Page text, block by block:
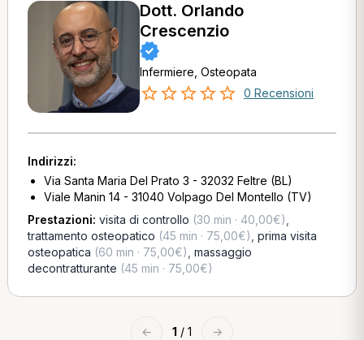
Dott. Orlando
Crescenzio
Infermiere, Osteopata
0 Recensioni
Indirizzi:
Via Santa Maria Del Prato 3 - 32032 Feltre (BL)
Viale Manin 14 - 31040 Volpago Del Montello (TV)
Prestazioni: visita di controllo (30 min · 40,00€)
trattamento osteopatico (45 min · 75,00€) prima visita
osteopatica (60 min · 75,00€) massaggio
decontratturante (45 min · 75,00€)
← 1 / 1 →